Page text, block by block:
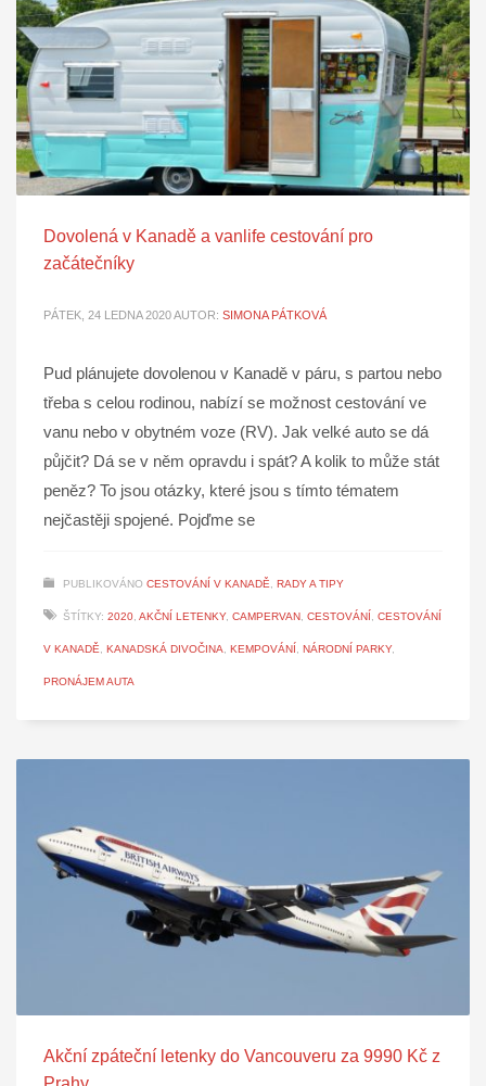
Dovolená v Kanadě a vanlife cestování pro
začátečníky
PÁTEK, 24 LEDNA 2020AUTOR: SIMONA PÁTKOVÁ
Pud plánujete dovolenou v Kanadě v páru, s partou nebo
třeba s celou rodinou, nabízí se možnost cestování ve
vanu nebo v obytném voze (RV). Jak velké auto se dá
půjčit? Dá se v něm opravdu i spát? A kolik to může stát
peněz? To jsou otázky, které jsou s tímto tématem
nejčastěji spojené. Pojďme se
PUBLIKOVÁNO CESTOVÁNÍ V KANADĚ, RADY A TIPY
ŠTÍTKY: 2020, AKČNÍ LETENKY, CAMPERVAN, CESTOVÁNÍ, CESTOVÁNÍ
V KANADĚ, KANADSKÁ DIVOČINA, KEMPOVÁNÍ, NÁRODNÍ PARKY,
PRONÁJEM AUTA
Akční zpáteční letenky do Vancouveru za 9990 Kč z